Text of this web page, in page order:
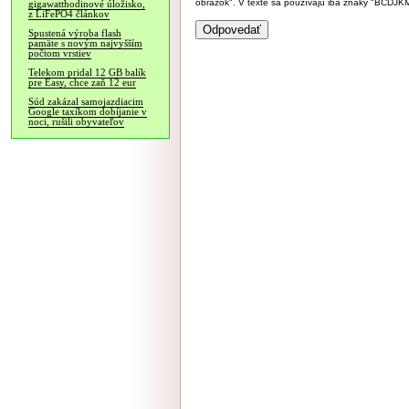
gigawatthodinové úložisko,
z LiFePO4 článkov
Spustená výroba flash
pamäte s novým najvyšším
počtom vrstiev
Telekom pridal 12 GB balík
pre Easy, chce zaň 12 eur
Súd zakázal samojazdiacim
Google taxíkom dobíjanie v
noci, rušili obyvateľov
obrázok". V texte sa používajú iba znaky